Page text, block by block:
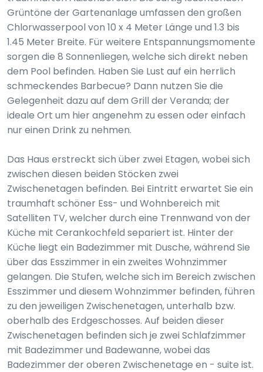
Grüntöne der Gartenanlage umfassen den großen
Chlorwasserpool von 10 x 4 Meter Länge und 1.3 bis
1.45 Meter Breite. Für weitere Entspannungsmomente
sorgen die 8 Sonnenliegen, welche sich direkt neben
dem Pool befinden. Haben Sie Lust auf ein herrlich
schmeckendes Barbecue? Dann nutzen Sie die
Gelegenheit dazu auf dem Grill der Veranda; der
ideale Ort um hier angenehm zu essen oder einfach
nur einen Drink zu nehmen.
Das Haus erstreckt sich über zwei Etagen, wobei sich
zwischen diesen beiden Stöcken zwei
Zwischenetagen befinden. Bei Eintritt erwartet Sie ein
traumhaft schöner Ess- und Wohnbereich mit
Satelliten TV, welcher durch eine Trennwand von der
Küche mit Cerankochfeld separiert ist. Hinter der
Küche liegt ein Badezimmer mit Dusche, während Sie
über das Esszimmer in ein zweites Wohnzimmer
gelangen. Die Stufen, welche sich im Bereich zwischen
Esszimmer und diesem Wohnzimmer befinden, führen
zu den jeweiligen Zwischenetagen, unterhalb bzw.
oberhalb des Erdgeschosses. Auf beiden dieser
Zwischenetagen befinden sich je zwei Schlafzimmer
mit Badezimmer und Badewanne, wobei das
Badezimmer der oberen Zwischenetage en - suite ist.